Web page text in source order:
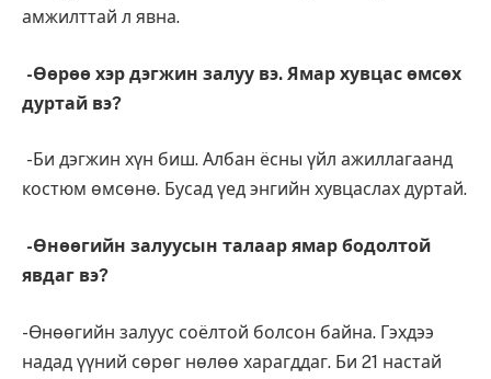
амжилттай л явна.
-Өөрөө хэр дэгжин залуу вэ. Ямар хувцас өмсөх
дуртай вэ?
-Би дэгжин хүн биш. Албан ёсны үйл ажиллагаанд
костюм өмсөнө. Бусад үед энгийн хувцаслах дуртай.
-Өнөөгийн залуусын талаар ямар бодолтой
явдаг вэ?
-Өнөөгийн залуус соёлтой болсон байна. Гэхдээ
надад үүний сөрөг нөлөө харагддаг. Би 21 настай